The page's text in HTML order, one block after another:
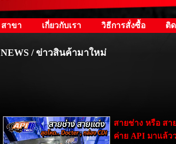
สาขา เกี่ยวกับเรา วิธีการสั่งซื้อ ติ
NEWS / ข่าวสินค้ามาใหม่
สายช่าง หรือ สา
ค่าย API มาแล้ว